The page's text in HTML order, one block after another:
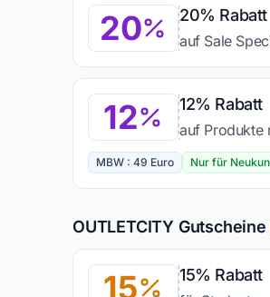
20 20% Rabatt
auf Sale
12 12% Rabatt
auf Produkte
MBW : 49 Euro Nur für
OUTLETCITY Gutscheine
15 15% Rabatt